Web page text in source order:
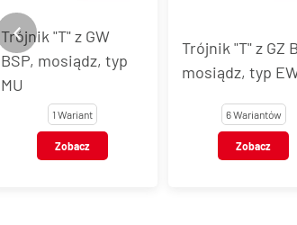
Trójnik "T" z GW
BSP, mosiądz, typ
MU
1 Wariant
Zobacz
Trójnik "T" z GZ
mosiądz, typ
6 Wariantów
Zobacz